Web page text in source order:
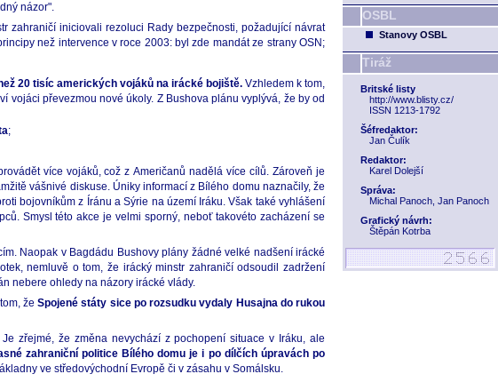
OSBL
Stanovy OSBL
Tiráž
Britské listy
http://www.blisty.cz/
ISSN 1213-1792
Šéfredaktor:
Jan Čulík
Redaktor:
Karel Dolejší
Správa:
Michal Panoch, Jan Panoch
Grafický návrh:
Štěpán Kotrba
názor".
zahraničí iniciovali rezoluci Rady bezpečnosti, požadující návrat
než intervence v roce 2003: byl zde mandát ze strany OSN;
20 tisíc amerických vojáků na irácké bojiště.Vzhledem k tom,
vojáci převezmou nové úkoly. Z Bushova plánu vyplývá, že by od
;
více vojáků, což z Američanů nadělá více cílů. Zároveň je
vášnivé diskuse. Úniky informací z Bílého domu naznačily, že
bojovníkům z Íránu a Sýrie na území Iráku. Však také vyhlášení
Smysl této akce je velmi sporný, neboť takovéto zacházení se
Naopak v Bagdádu Bushovy plány žádné velké nadšení irácké
nemluvě o tom, že irácký minstr zahraničí odsoudil zadržení
nebere ohledy na názory irácké vlády.
že Spojené státy sice po rozsudku vydaly Husajna do rukou
zřejmé, že změna nevychází z pochopení situace v Iráku, ale
zahraniční politice Bílého domu je i po dílčích úpravách po
ve středovýchodní Evropě či v zásahu v Somálsku.